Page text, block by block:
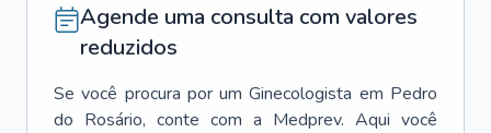
Agende uma consulta com valores
reduzidos
Se você procura por um Ginecologista em Pedro
do Rosário, conte com a Medprev. Aqui você